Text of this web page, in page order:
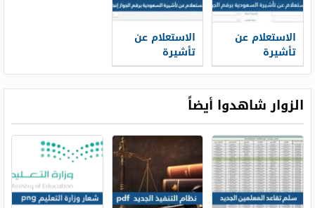
الاستعلام عن
تأشيرة
السعودية برقم
الاستعلام عن
تأشيرة
السعودية برقم
الزوار شاهدوا أيضاً